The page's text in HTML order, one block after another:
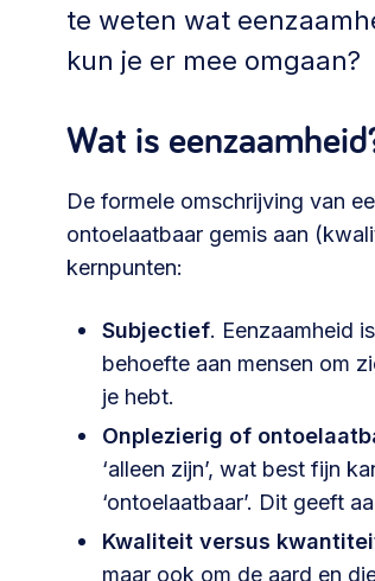
Community building en ABCD,
welkomstcultuur >
Weerbare gemeenschappen
ontmoetingsplekken >
Samenwerken en lokale
maatschappelijke impact >
Advies of hulp nodig?
te weten wat
kun je er mee omgaan?
Wat is
De formele omschrijving van
ontoelaatbaar gemis aan
kernpunten:
Subjectief. Eenzaamheid
behoefte aan mensen om
je hebt.
Onplezierig of
‘alleen zijn’, wat best fijn
‘ontoelaatbaar’. Dit geeft
Kwaliteit versus
maar ook om de aard en